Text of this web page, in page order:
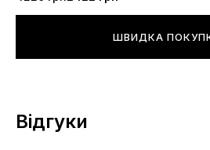
ШВИДКА
Відгуки